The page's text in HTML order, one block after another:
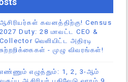
ஆசிரியர்கள் கவனத்திற்கு! Census
2027 Duty: 28 மாவட்ட CEO &
Collector வெளியிட்ட அதிரடி
சுற்றறிக்கைகள் - முழு விவரங்கள்!
எண்ணும் எழுத்தும்: 1, 2, 3-ஆம்